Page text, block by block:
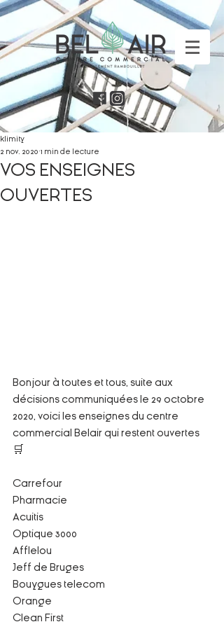
VOS ENSEIGNES
OUVERTES
klimity
2 nov. 2020 1 min de lecture
Bonjour à toutes et tous, suite aux
décisions communiquées le 29 octobre
2020, voici les enseignes du centre
commercial Belair qui restent ouvertes
🛒
Carrefour
Pharmacie
Acuitis
Optique 3000
Afflelou
Jeff de Bruges
Bouygues telecom
Orange
Clean First